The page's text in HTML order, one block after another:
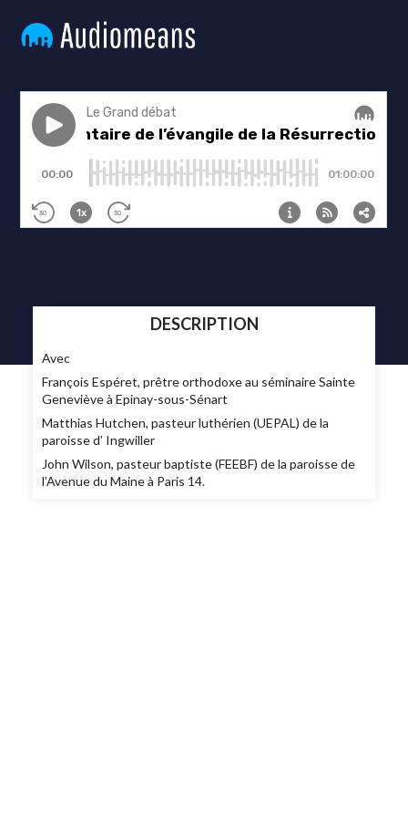
DESCRIPTION
Avec
François Espéret, prêtre orthodoxe au séminaire Sainte
Geneviève à Epinay-sous-Sénart
Matthias Hutchen, pasteur luthérien (UEPAL) de la
paroisse d’ Ingwiller
John Wilson, pasteur baptiste (FEEBF) de la paroisse de
l’Avenue du Maine à Paris 14.